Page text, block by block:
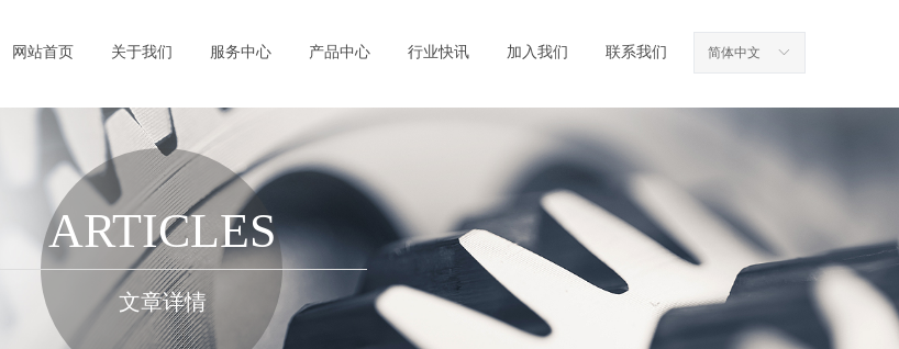
网站首页 关于我们 服务中心 产品中心 行业快讯 加入我们 联系我们 ꀅ
简体中文
ARTICLES
文章详情